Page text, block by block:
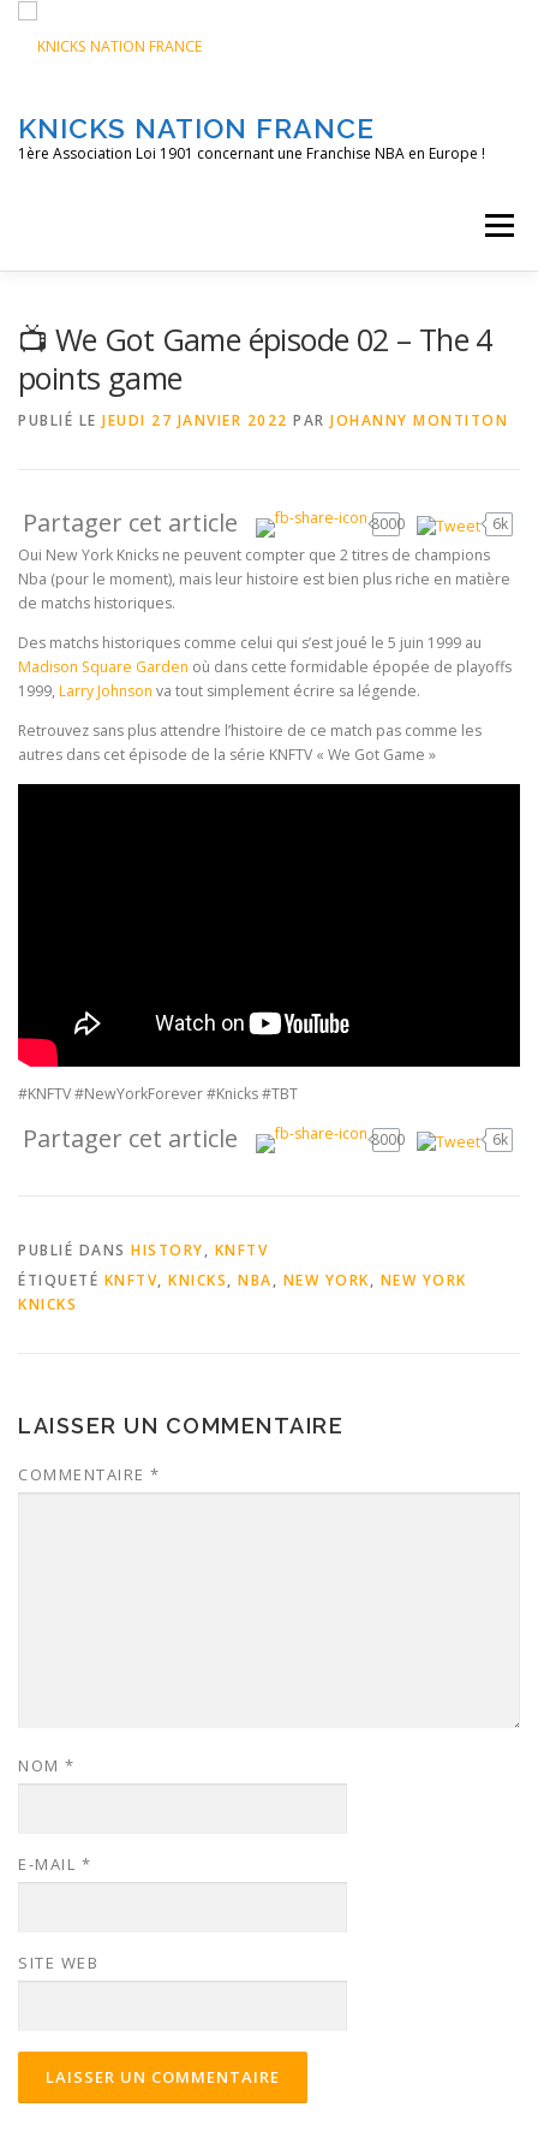
contenu
KNICKS NATION FRANCE
1ère Association Loi 1901 concernant une Franchise NBA en Europe !
Menu
📺 We Got Game épisode 02 – The 4
points game
PUBLIÉ LE JEUDI 27 JANVIER 2022 PAR JOHANNY MONTITON
Partager cet article 8000
6k
Oui New York Knicks ne peuvent compter que 2 titres de champions
Nba (pour le moment), mais leur histoire est bien plus riche en matière
de matchs historiques.
Des matchs historiques comme celui qui s’est joué le 5 juin 1999 au
Madison Square Garden où dans cette formidable épopée de playoffs
1999, Larry Johnson va tout simplement écrire sa légende.
Retrouvez sans plus attendre l’histoire de ce match pas comme les
autres dans cet épisode de la série KNFTV « We Got Game »
#KNFTV #NewYorkForever #Knicks #TBT
Partager cet article 8000 6k
PUBLIÉ DANS HISTORY, KNFTV
ÉTIQUETÉ KNFTV, KNICKS, NBA, NEW YORK, NEW YORK
KNICKS
LAISSER UN COMMENTAIRE
COMMENTAIRE *
NOM *
E-MAIL *
SITE WEB